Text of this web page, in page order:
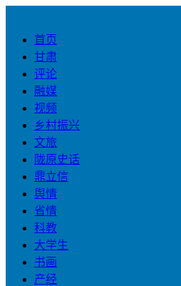
首页
甘肃
评论
融媒
视频
乡村振兴
文旅
陇原史话
鼎立信
舆情
省情
科教
大学生
书画
产经